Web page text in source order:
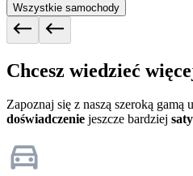
Wszystkie samochody
Chcesz wiedzieć
Zapoznaj się z naszą szeroką gamą
doświadczenie jeszcze bardziej